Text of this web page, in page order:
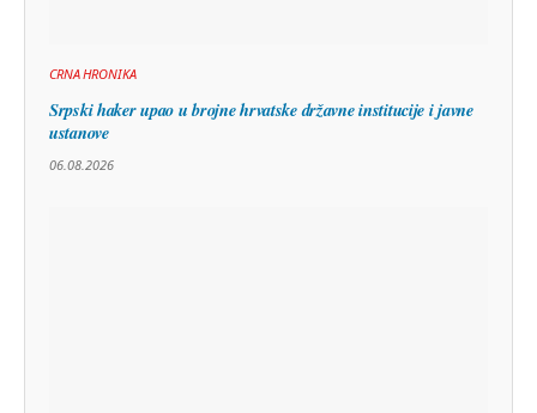
CRNA HRONIKA
Srpski haker upao u brojne hrvatske državne institucije i javne
ustanove
06.08.2026